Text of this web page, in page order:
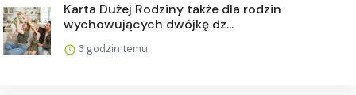
Karta Dużej Rodziny także dla rodzin
wychowujących dwójkę dz...
3 godzin temu